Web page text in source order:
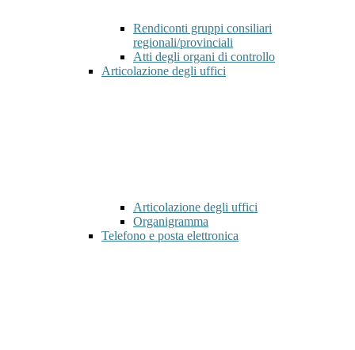
Rendiconti gruppi consiliari
regionali/provinciali
Atti degli organi di controllo
Articolazione degli uffici
Articolazione degli uffici
Organigramma
Telefono e posta elettronica